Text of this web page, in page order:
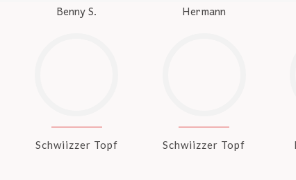
Benny S.
Schwiizzer Topf
Hermann
Schwiizzer Topf